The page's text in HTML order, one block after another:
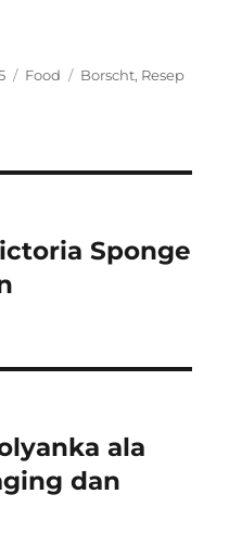
Categories
Food Tags
Borscht, Resep
Sponge
ala
dan